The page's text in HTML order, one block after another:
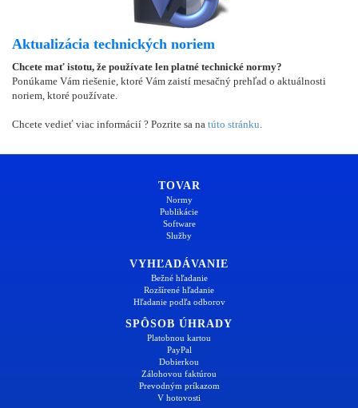
Aktualizácia technických noriem
Chcete mať istotu, že používate len platné technické normy?
Ponúkame Vám riešenie, ktoré Vám zaistí mesačný prehľad o aktuálnosti
noriem, ktoré používate.
Chcete vedieť viac informácií ? Pozrite sa na túto stránku
TOVAR
Normy
Publikácie
Software
Služby
VYHĽADÁVANIE
Bežné hľadanie
Rozšírené hľadanie
Hľadanie podľa odborov
SPÔSOB ÚHRADY
Platobnou kartou
PayPal
Dobierkou
Zálohovou faktúrou
Prevodným príkazom
V hotovosti